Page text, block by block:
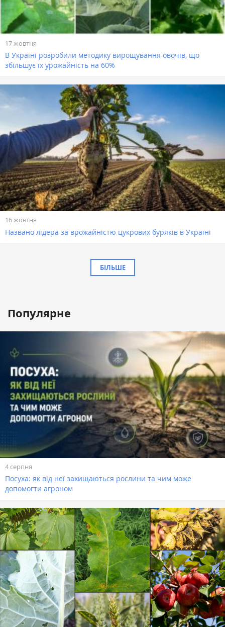
17 жовтня
В Україні розробили методику вирощування овочів, що
збільшує їх урожайність на 60%
16 жовтня
Названо лідера за врожайністю цукрових буряків в Україні
БІЛЬШЕ
Популярне
4 серпня
Посуха: як від неї захищаються рослини та чим може
допомогти агроном